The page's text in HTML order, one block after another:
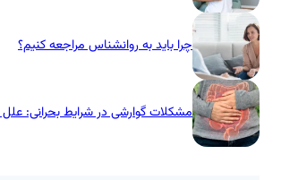
چرا باید به روانشناس مراجعه کنیم؟
مشکلات گوارشی در شرایط بحرانی: علل